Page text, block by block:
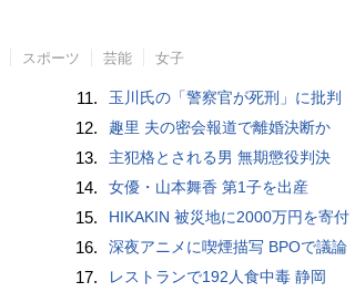
スポーツ 芸能 女子
11. 玉川氏の「警察官が死刑」に批判
12. 趣里 夫の密会報道で離婚決断か
13. 主犯格とされる男 無期懲役判決
14. 女優・山本舞香 第1子を出産
15. HIKAKIN 被災地に2000万円を寄付
16. 深夜アニメに喫煙描写 BPOで議論
17. レストランで192人食中毒 静岡